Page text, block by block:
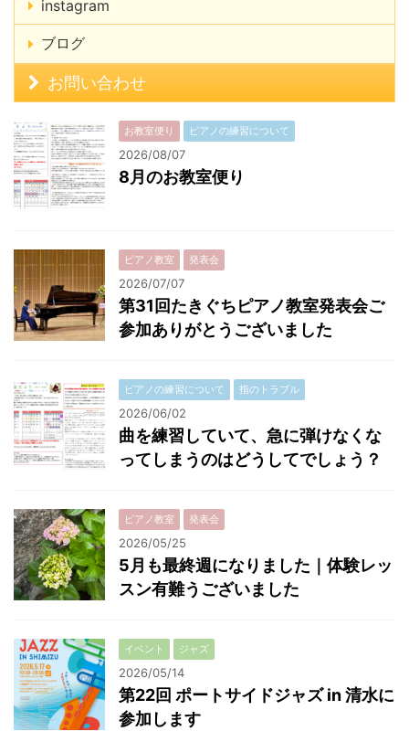
instagram
ブログ
お問い合わせ
お教室便り ピアノの練習について
2026/08/07
8月のお教室便り
ピアノ教室 発表会
2026/07/07
第31回たきぐちピアノ教室発表会ご
参加ありがとうございました
ピアノの練習について 指のトラブル
2026/06/02
曲を練習していて、急に弾けなくな
ってしまうのはどうしてでしょう？
ピアノ教室 発表会
2026/05/25
5月も最終週になりました｜体験レッ
スン有難うございました
イベント ジャズ
2026/05/14
第22回 ポートサイドジャズ in 清水に
参加します